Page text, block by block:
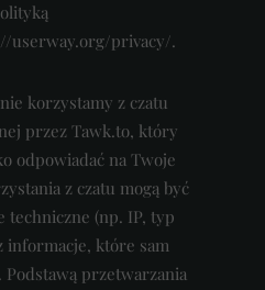
userway.org/privacy/.
korzystamy z czatu
przez Tawk.to, który
odpowiadać na Twoje
z czatu mogą być
techniczne (np. IP, typ
informacje, które sam
przetwarzania